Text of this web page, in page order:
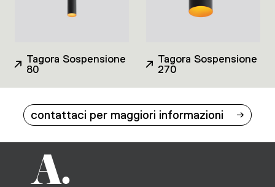
Tagora Sospensione
80
Tagora Sospensione
270
contattaci per maggiori informazioni